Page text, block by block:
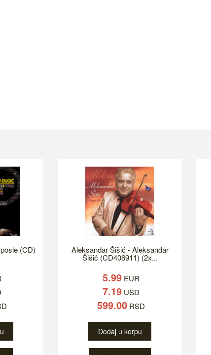
(CD) Aleksandar Šišić - Aleksandar
Šišić (CD406911) (2x...
5.99 EUR
7.19 USD
599.00 RSD
Dodaj u korpu